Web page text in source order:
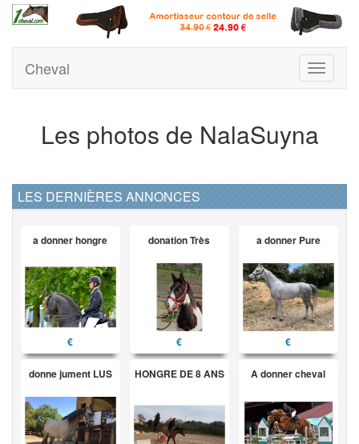
Toggle
Cheval
Les photos de NalaSuyna
LES DERNIÈRES ANNONCES
a donner hongre
€
donation Très
€
a donner Pure
€
donne jument LUS HONGRE DE 8 ANS A donner cheval